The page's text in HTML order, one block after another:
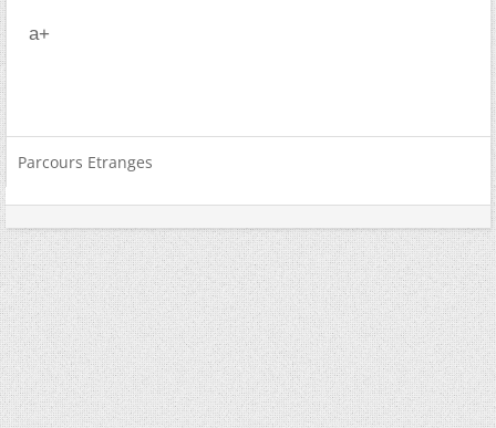
a+
Parcours Etranges